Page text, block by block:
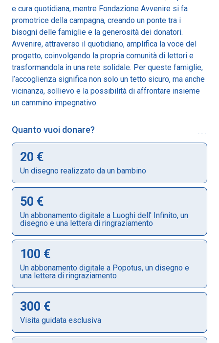
e cura quotidiana, mentre Fondazione Avvenire si fa
promotrice della campagna, creando un ponte tra i
bisogni delle famiglie e la generosità dei donatori.
Avvenire, attraverso il quotidiano, amplifica la voce del
progetto, coinvolgendo la propria comunità di lettori e
trasformandola in una rete solidale. Per queste famiglie,
l’accoglienza significa non solo un tetto sicuro, ma anche
vicinanza, sollievo e la possibilità di affrontare insieme
un cammino impegnativo.
Quanto vuoi donare?
20 €
Un disegno realizzato da un bambino
50 €
Un abbonamento digitale a Luoghi dell' Infinito, un
disegno e una lettera di ringraziamento
100 €
Un abbonamento digitale a Popotus, un disegno e
una lettera di ringraziamento
300 €
Visita guidata esclusiva